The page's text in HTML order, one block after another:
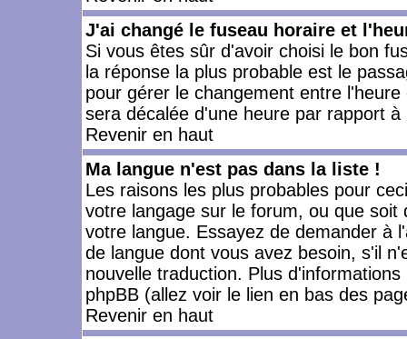
J'ai changé le fuseau horaire et
Si vous êtes sûr d'avoir choisi le bon
la réponse la plus probable est le
pour gérer le changement entre
sera décalée d'une heure par rapport à
Revenir en haut
Ma langue n'est pas dans la liste !
Les raisons les plus probables pour
votre langage sur le forum, ou que
votre langue. Essayez de demander à
de langue dont vous avez besoin, s'il
nouvelle traduction. Plus
phpBB (allez voir le lien en bas des
Revenir en haut